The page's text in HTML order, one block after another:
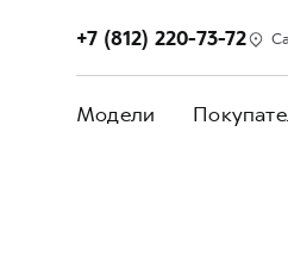
+7 (812) 220-73-72
Модели